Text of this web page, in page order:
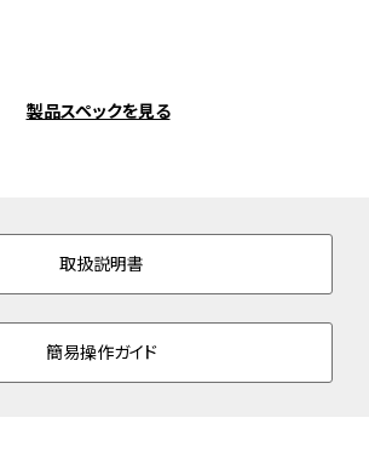
製品スペックを見る
取扱説明書
簡易操作ガイド